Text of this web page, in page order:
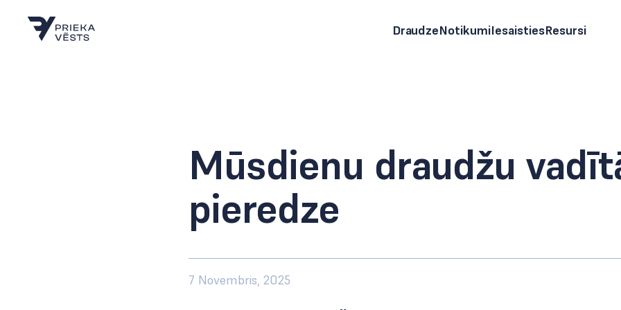
DraudzeNotikumiIesaistiesResursi
Mūsdienu draudžu
pieredze
7 Novembris, 2025